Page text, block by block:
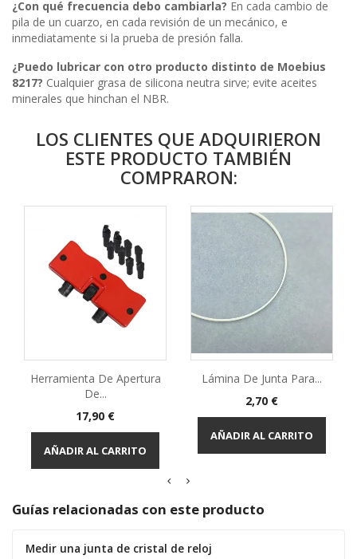
¿Con qué frecuencia debo cambiarla? En cada cambio de
pila de un cuarzo, en cada revisión de un mecánico, e
inmediatamente si la prueba de presión falla.
¿Puedo lubricar con otro producto distinto de Moebius
8217? Cualquier grasa de silicona neutra sirve; evite aceites
minerales que hinchan el NBR.
LOS CLIENTES QUE ADQUIRIERON
ESTE PRODUCTO TAMBIÉN
COMPRARON:
Herramienta De Apertura
De...
Precio
17,90 €
AÑADIR AL CARRITO
Lámina De Junta Para...
Precio
2,70 €
AÑADIR AL CARRITO
Guías relacionadas con este producto
Medir una junta de cristal de reloj